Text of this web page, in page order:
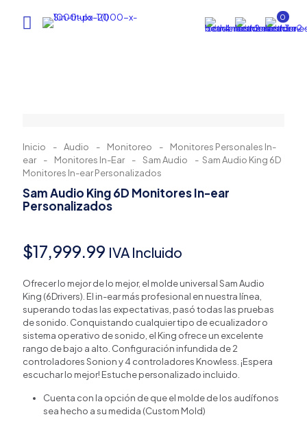
0
Inicio - Audio - Monitoreo -
Monitores Personales In-
ear
- Monitores In-Ear - Sam Audio - Sam Audio King 6D
Monitores In-ear Personalizados
Sam Audio King 6D Monitores In-ear
Personalizados
$17,999.99 IVA Incluido
Ofrecer lo mejor de lo mejor, el molde universal Sam Audio
King (6Drivers). El in-ear más profesional en nuestra línea,
superando todas las expectativas, pasó todas las pruebas
de sonido. Conquistando cualquier tipo de ecualizador o
sistema operativo de sonido, el King ofrece un excelente
rango de bajo a alto. Configuración infundida de 2
controladores Sonion y 4 controladores Knowless. ¡Espera
escuchar lo mejor! Estuche personalizado incluido.
Cuenta con la opción de que el molde de los audífonos
sea hecho a su medida (Custom Mold)